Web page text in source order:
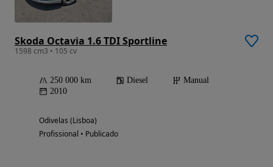
Skoda Octavia 1.6 TDI Sportline
1598 cm3 • 105 cv
250 000 km Diesel
Manual
2010
Odivelas (Lisboa)
Profissional • Publicado